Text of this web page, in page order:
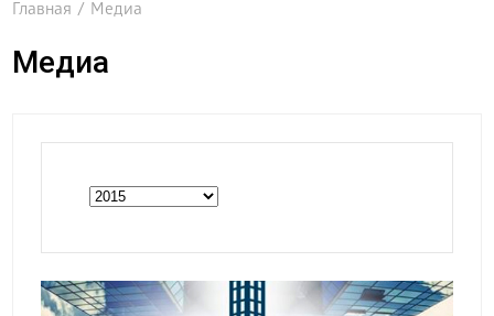
Главная / Медиа
Медиа